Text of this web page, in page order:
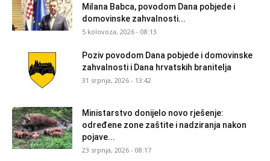
Milana Babca, povodom Dana pobjede i
domovinske zahvalnosti...
5 kolovoza, 2026 - 08:13
Poziv povodom Dana pobjede i domovinske
zahvalnosti i Dana hrvatskih branitelja
31 srpnja, 2026 - 13:42
Ministarstvo donijelo novo rješenje:
određene zone zaštite i nadziranja nakon
pojave...
23 srpnja, 2026 - 08:17